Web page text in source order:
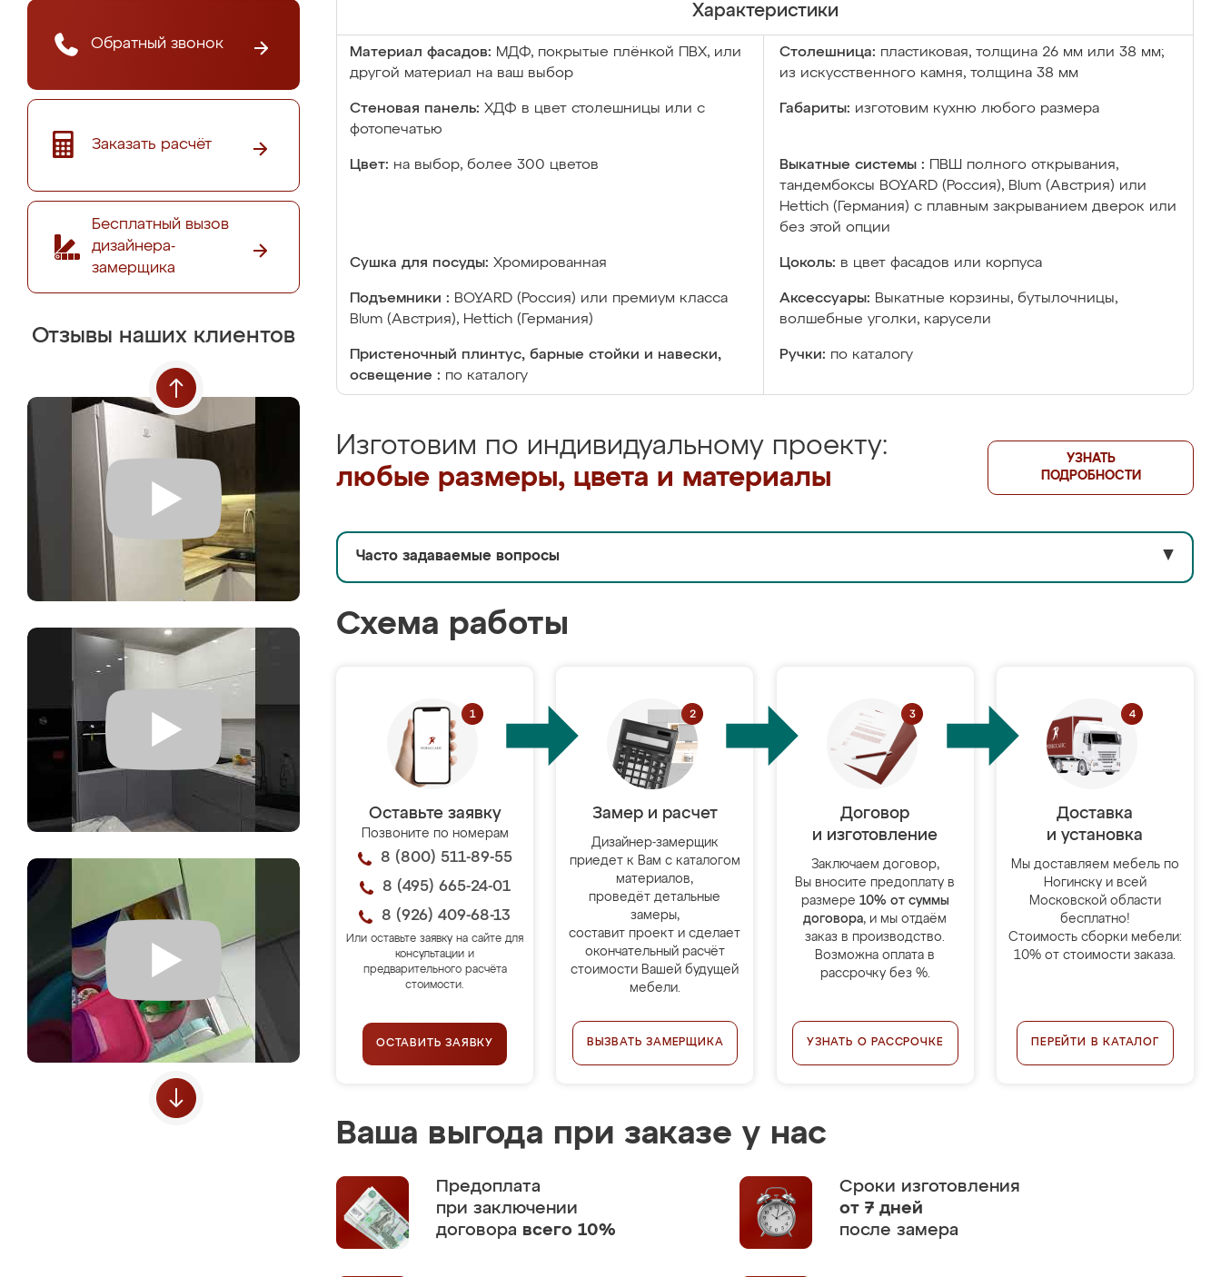
Обратный звонок
Заказать расчёт
Бесплатный вызов
дизайнера-
замерщика
Отзывы наших клиентов
Характеристики
Материал фасадов: МДФ, покрытые плёнкой ПВХ, или
другой материал на ваш выбор
Столешница: пластиковая, толщина 26 мм или 38 мм;
из искусственного камня, толщина 38 мм
Стеновая панель: ХДФ в цвет столешницы или с
фотопечатью
Габариты: изготовим кухню любого размера
Цвет: на выбор, более 300 цветов Выкатные системы :
ПВШ полного открывания,
тандембоксы BOYARD (Россия), Blum (Австрия) или
Hettich (Германия) с плавным закрыванием дверок или
без этой опции
Сушка для посуды: Хромированная Цоколь: в цвет фасадов или корпуса
Подъемники : BOYARD (Россия) или премиум класса
Blum (Австрия), Hettich (Германия)
Аксессуары: Выкатные корзины, бутылочницы,
волшебные уголки, карусели
Пристеночный плинтус, барные стойки и навески,
освещение : по каталогу
Ручки: по каталогу
Изготовим по индивидуальному проекту:
любые размеры, цвета и материалы
УЗНАТЬ
ПОДРОБНОСТИ
Часто задаваемые вопросы ▼
Схема работы
Оставьте заявку
Позвоните по номерам
8 (800) 511-89-55
8 (495) 665-24-01
8 (926) 409-68-13
Или оставьте заявку на сайте для
консультации и
предварительного расчёта
стоимости.
ОСТАВИТЬ ЗАЯВКУ
Замер и расчет
Дизайнер-замерщик
приедет к Вам с каталогом
материалов,
проведёт детальные
замеры,
составит проект и сделает
окончательный расчёт
стоимости Вашей будущей
мебели.
ВЫЗВАТЬ ЗАМЕРЩИКА
Договор
и изготовление
Заключаем договор,
Вы вносите предоплату в
размере 10% от суммы
договора, и мы отдаём
заказ в производство.
Возможна оплата в
рассрочку без %.
УЗНАТЬ О РАССРОЧКЕ
Доставка
и установка
Мы доставляем мебель по
Ногинску и всей
Московской области
бесплатно!
Стоимость сборки мебели:
10% от стоимости заказа.
ПЕРЕЙТИ В КАТАЛОГ
Ваша выгода при заказе у нас
Предоплата
при заключении
договора всего 10%
Сроки изготовления
от 7 дней
после замера